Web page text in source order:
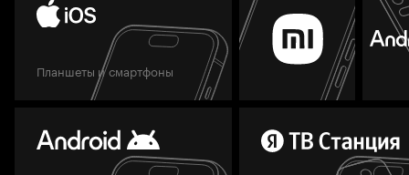
Планшеты и смартфоны